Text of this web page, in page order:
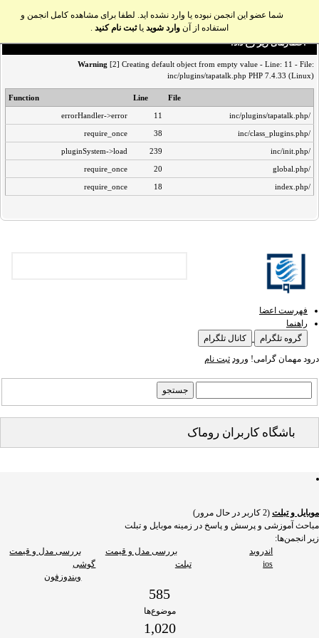
شما عضو این انجمن نبوده یا وارد نشده اید. لطفا برای مشاهده کامل انجمن و
استفاده از آن وارد شوید یاثبت نام کنید .
اخطار‌های زیر رخ داد:
Warning [2] Creating default object from empty value - Line: 11 - File:
inc/plugins/tapatalk.php PHP 7.4.33 (Linux)
File
Line
Function
/inc/plugins/tapatalk.php
11
errorHandler->error
/inc/class_plugins.php
38
require_once
/inc/init.php
239
pluginSystem->load
/global.php
20
require_once
/index.php
18
require_once
فهرست اعضا
راهنما
گروه تلگرام
کانال تلگرام
درود مهمان گرامی! ورود ثبت نام
باشگاه کاربران روماک
موبایل و تبلت (2 کاربر در حال مرور)
مباحث آموزشی و پرسش و پاسخ در زمینه موبایل و تبلت
زیر انجمن‌ها:
بررسی مدل و قیمت
گوشی
بررسی مدل و قیمت
تبلت
اندروید
ios
ویندوزفون
585
موضوع‌ها
1,020